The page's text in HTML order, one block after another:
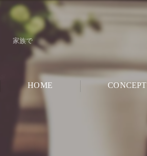
家族で
HOME CONCEPT